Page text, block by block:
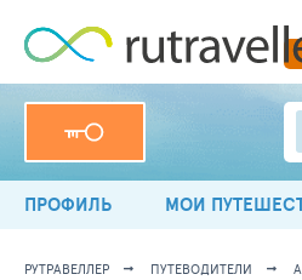
ПРОФИЛЬ МОИ
РУТРАВЕЛЛЕР ПУТЕВОДИТЕЛИ